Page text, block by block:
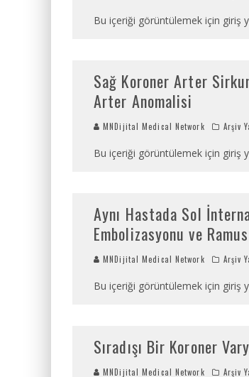
Bu içeriği görüntülemek için giriş
Sağ Koroner Arter
Arter Anomalisi
MNDijital Medical Network Arşiv
Bu içeriği görüntülemek için giriş
Aynı Hastada Sol
Embolizasyonu ve
MNDijital Medical Network Arşiv
Bu içeriği görüntülemek için giriş
Sıradışı Bir Koroner
MNDijital Medical Network Arşiv